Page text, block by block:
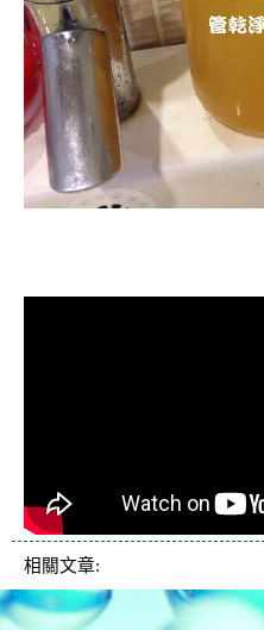
相關文章: